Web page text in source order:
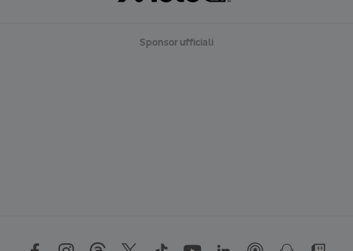
Sponsor ufficiali